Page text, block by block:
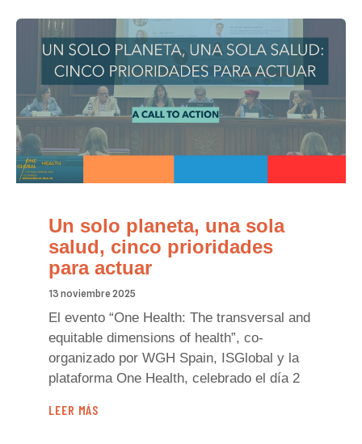
Un solo planeta, una sola
salud, cinco prioridades
para actuar
13 noviembre 2025
El evento “One Health: The transversal and
equitable dimensions of health”, co-
organizado por WGH Spain, ISGlobal y la
plataforma One Health, celebrado el día 2
LEER MÁS